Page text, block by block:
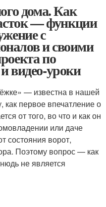
дома. Как
— функции
с
и своими
по
видео-уроки
— известна в нашей
первое впечатление о
от того, во что и как он
или даче
состояния ворот,
Поэтому вопрос — как
не является